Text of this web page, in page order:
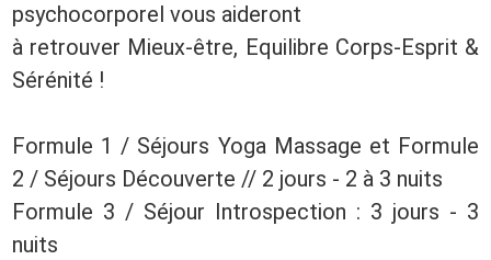
psychocorporel vous aideront
à retrouver Mieux-être, Equilibre Corps-Esprit &
Sérénité !
Formule 1 / Séjours Yoga Massage et Formule
2 / Séjours Découverte // 2 jours - 2 à 3 nuits
Formule 3 / Séjour Introspection : 3 jours - 3
nuits